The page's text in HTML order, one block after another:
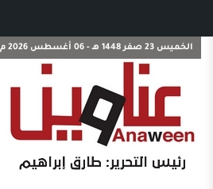
الخميس 23 صفر 1448 هـ - 06 أغسطس 2026 م